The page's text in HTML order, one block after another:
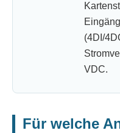
(4DI/
VDC.
Für welche